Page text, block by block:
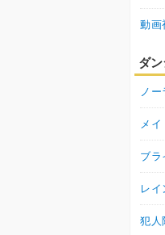
動画
ダ
ノ
メ
ブラ
レ
犯人